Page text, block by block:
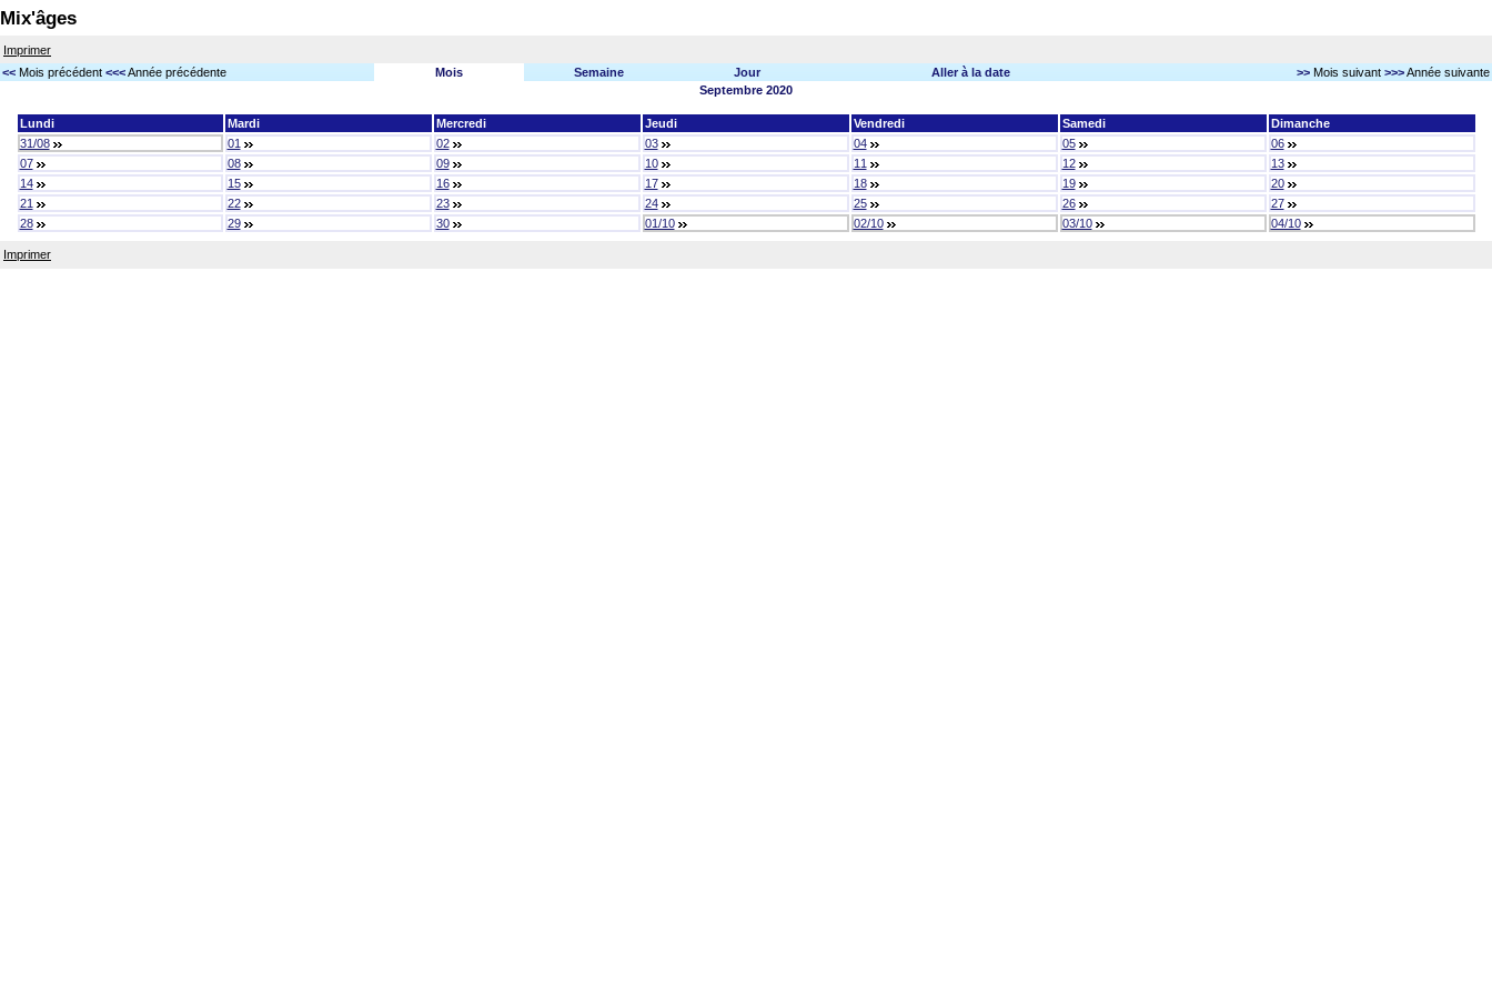
Mix'âges
Imprimer
<< Mois précédent <<<Année précédente Mois Semaine Jour Aller à la date >> Mois suivant >>>Année suivante
Septembre 2020
Lundi Mardi Mercredi Jeudi Vendredi Samedi
Dimanche
31/08
01 02 03 04 05
06
07
08 09 10 11 12
13
14
15 16 17 18 19
20
21
22 23 24 25 26
27
28
29 30 01/10 02/10 03/10 04/10
Imprimer